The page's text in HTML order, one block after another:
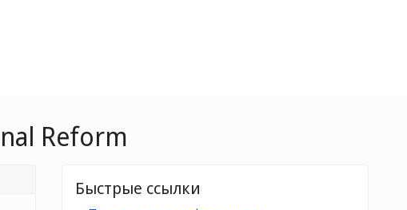
Reform
Быстрые ссылки